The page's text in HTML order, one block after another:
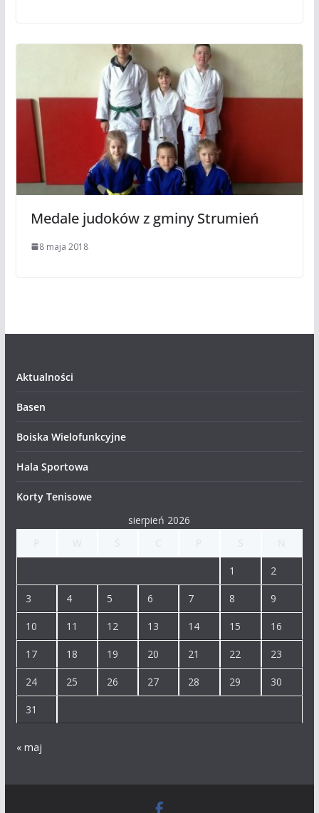
Medale judoków z gminy Strumień
8 maja 2018
Aktualności
Basen
Boiska Wielofunkcyjne
Hala Sportowa
Korty Tenisowe
sierpień 2026
1 2
3 4 5 6 7 8 9
10 11 12 13 14 15 16
17 18 19 20 21 22 23
24 25 26 27 28 29 30
31
« maj